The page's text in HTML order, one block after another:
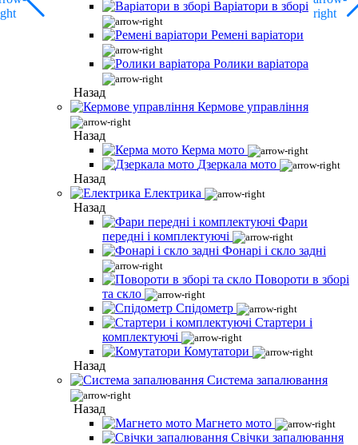
Варіатори в зборі
Ремені варіатори
Ролики варіатора
Назад
Кермове управління
Назад
Керма мото
Дзеркала мото
Назад
Електрика
Назад
Фари
передні і комплектуючі
Фонарі і скло задні
Повороти в зборі
та скло
Спідометр
Стартери і
комплектуючі
Комутатори
Назад
Система запалювання
Назад
Магнето мото
Свічки запалювання